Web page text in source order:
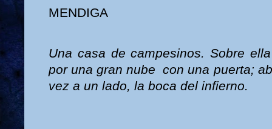
MENDIGA
Una casa de campesinos. Sobre
por una gran nube con una puerta;
vez a un lado, la boca del infierno.